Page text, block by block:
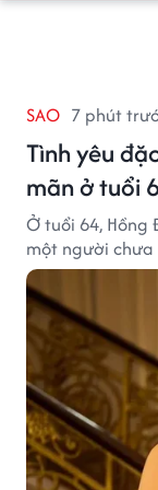
SAO 7 phút
Tình yêu
mãn ở tuổi
Ở tuổi 64,
một người